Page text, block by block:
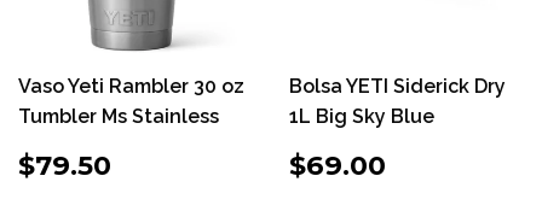
Vaso Yeti Rambler 30 oz
Tumbler Ms Stainless
PRECIO
HABITUAL
$79.50
Bolsa YETI Siderick Dry
1L Big Sky Blue
PRECIO
HABITUAL
$69.00